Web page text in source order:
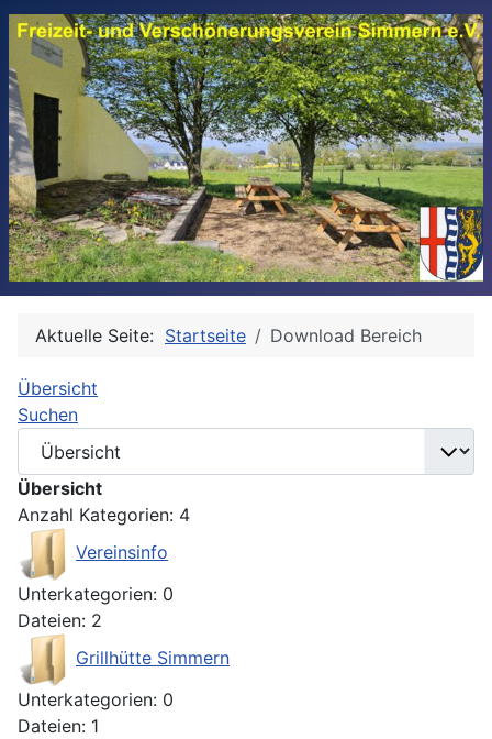
Aktuelle Seite: Startseite Download Bereich
Übersicht
Suchen
Übersicht
Anzahl Kategorien: 4
Vereinsinfo
Unterkategorien: 0
Dateien: 2
Grillhütte Simmern
Unterkategorien: 0
Dateien: 1